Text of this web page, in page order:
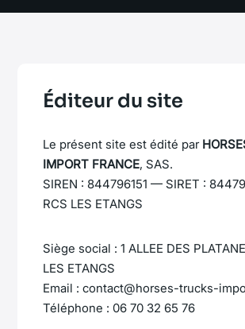
Éditeur du site
Le présent site est édité par
IMPORT FRANCE, SAS.
SIREN : 844796151 — SIRET :
RCS LES ETANGS
Siège social : 1 ALLEE DES
LES ETANGS
Email : contact@horses-trucks-
Téléphone : 06 70 32 65 76